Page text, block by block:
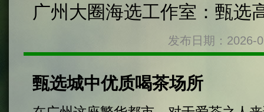
广州大圈海选工作室：甄选
发布日期：
甄选城中优质喝茶场所